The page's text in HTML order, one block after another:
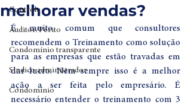
Controle
Auditor/Perito
Condomínio transparente
Sindico administrador
Condomínio
melhorar vendas?
É muito comum que consultores
recomendem o Treinamento como solução
para as empresas que estão travadas em
dar lucro. Nem sempre isso é a melhor
ação a ser feita pelo empresário. É
necessário entender o treinamento com 3